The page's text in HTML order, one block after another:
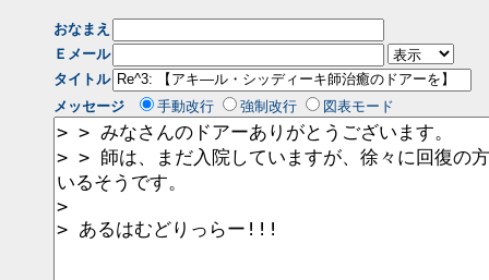
おなまえ
Ｅメール
タイトル
メッセージ
手動改行 強制改行 図表モード